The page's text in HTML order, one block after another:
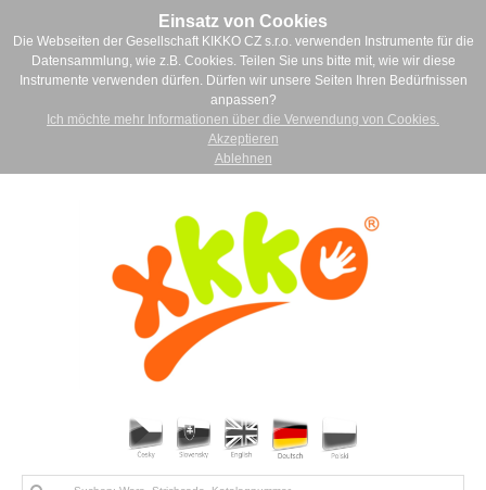
Einsatz von Cookies
Die Webseiten der Gesellschaft KIKKO CZ s.r.o. verwenden Instrumente für die
Datensammlung, wie z.B. Cookies. Teilen Sie uns bitte mit, wie wir diese
Instrumente verwenden dürfen. Dürfen wir unsere Seiten Ihren Bedürfnissen
anpassen?
Ich möchte mehr Informationen über die Verwendung von Cookies.
Akzeptieren
Ablehnen